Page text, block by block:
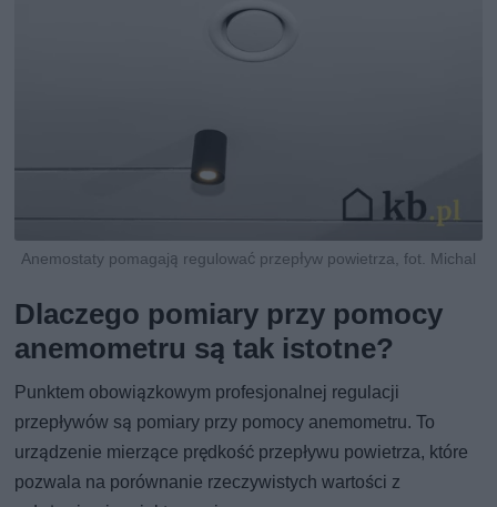
Anemostaty pomagają regulować przepływ powietrza, fot. Michal
Dlaczego pomiary przy pomocy
anemometru są tak istotne?
Punktem obowiązkowym profesjonalnej regulacji
przepływów są pomiary przy pomocy anemometru. To
urządzenie mierzące prędkość przepływu powietrza, które
pozwala na porównanie rzeczywistych wartości z